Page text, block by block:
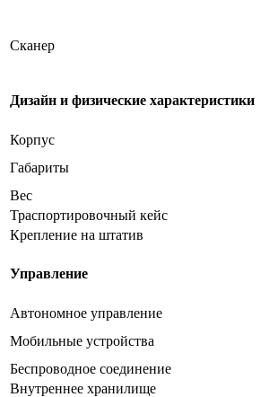
Сканер
Дизайн и физические характеристики
Корпус
Габариты
Вес
Траспортировочный кейс
Крепление на штатив
Управление
Автономное управление
Мобильные устройства
Беспроводное соединение
Внутреннее хранилище